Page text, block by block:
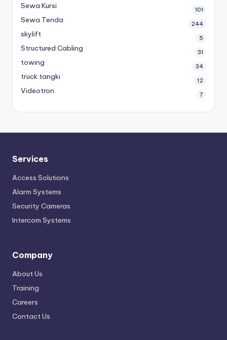
Sewa Kursi 101
Sewa Tenda 244
skylift 5
Structured Cabling 31
towing 34
truck tangki 12
Videotron 7
Services
Access Solutions
Alarm Systems
Security Cameras
Intercom Systems
Company
About Us
Training
Careers
Contact Us